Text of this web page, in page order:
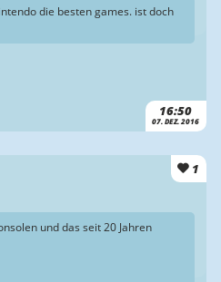
16:50
07. DEZ. 2016
die besten games. ist doch
1
und das seit 20 Jahren